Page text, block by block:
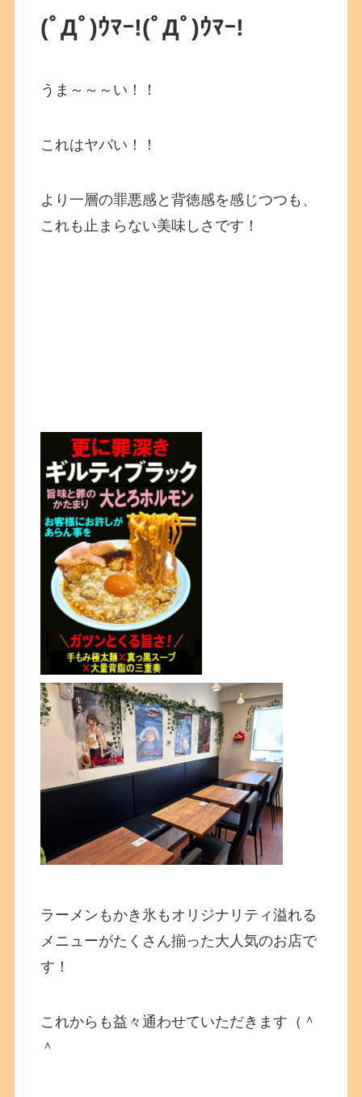
(ﾟДﾟ)ｳﾏｰ!(ﾟДﾟ)ｳﾏｰ!
うま～～～い！！
これはヤバい！！
より一層の罪悪感と背徳感を感じつつも、
これも止まらない美味しさです！
ラーメンもかき氷もオリジナリティ溢れる
メニューがたくさん揃った大人気のお店で
す！
これからも益々通わせていただきます（＾
＾